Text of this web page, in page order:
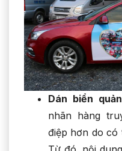
Dán biển
nhãn hàng
điệp hơn do có